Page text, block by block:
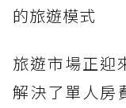
的旅遊模式
旅遊市場正迎
解決了單人房